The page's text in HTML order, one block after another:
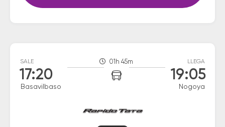
SALE
17:20
Basavilbaso
01h 45m LLEGA
19:05
Nogoya